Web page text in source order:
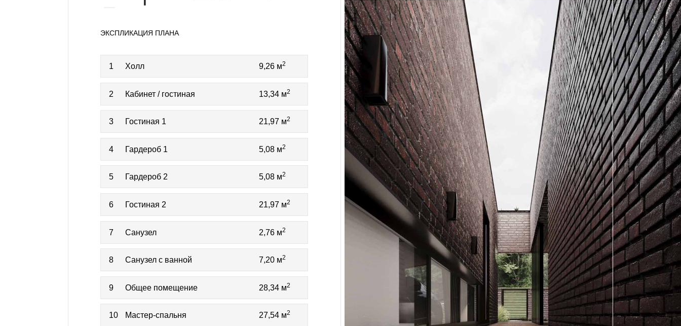
ЭКСПЛИКАЦИЯ ПЛАНА
1 Холл 9,26 м2
2 Кабинет / гостиная 13,34 м2
3 Гостиная 1 21,97 м2
4 Гардероб 1 5,08 м2
5 Гардероб 2 5,08 м2
6 Гостиная 2 21,97 м2
7 Санузел 2,76 м2
8 Санузел с ванной 7,20 м2
9 Общее помещение 28,34 м2
10 Мастер-спальня 27,54 м2